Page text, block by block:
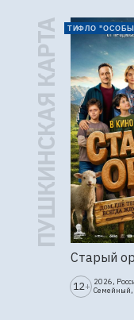
ПУШКИНСКАЯ КАРТА ТИФЛО
Старый
12+ 2026,
Семейный,